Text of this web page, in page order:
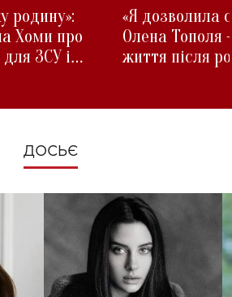
родину»:
Хоми про
ЗСУ і
«Я дозволила
Олена Тополя
життя після
ДОСЬЄ